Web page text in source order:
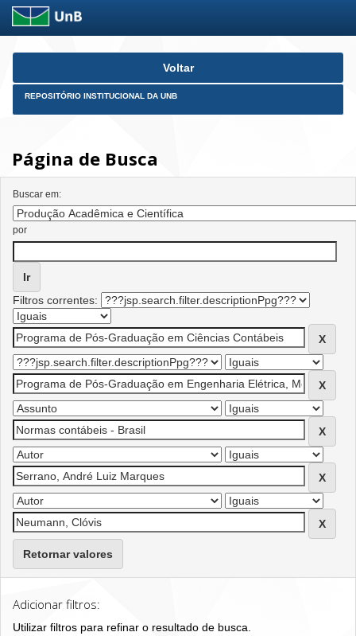
Skip
Voltar
REPOSITÓRIO INSTITUCIONAL DA UNB
Página de Busca
Buscar em:
por
Filtros correntes:
Retornar valores
Adicionar filtros:
Utilizar filtros para refinar o resultado de busca.